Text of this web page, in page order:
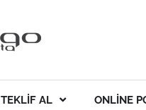
TEKLIF AL ONLINE